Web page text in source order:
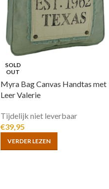
SOLD
OUT
Myra Bag Canvas Handtas met
Leer Valerie
Tijdelijk niet leverbaar
€39,95
VERDER LEZEN